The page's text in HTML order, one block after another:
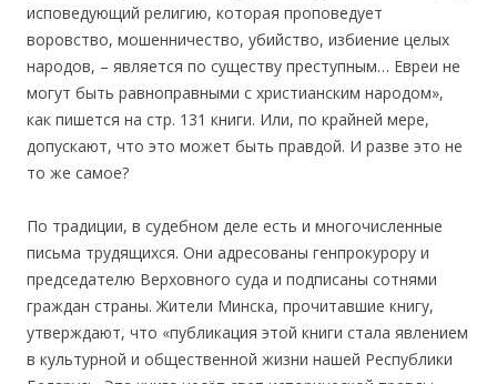
исповедующий религию, которая проповедует
воровство, мошенничество, убийство, избиение целых
народов, – является по существу преступным… Евреи не
могут быть равноправными с христианским народом»,
как пишется на стр. 131 книги. Или, по крайней мере,
допускают, что это может быть правдой. И разве это не
то же самое?
По традиции, в судебном деле есть и многочисленные
письма трудящихся. Они адресованы генпрокурору и
председателю Верховного суда и подписаны сотнями
граждан страны. Жители Минска, прочитавшие книгу,
утверждают, что «публикация этой книги стала явлением
в культурной и общественной жизни нашей Республики